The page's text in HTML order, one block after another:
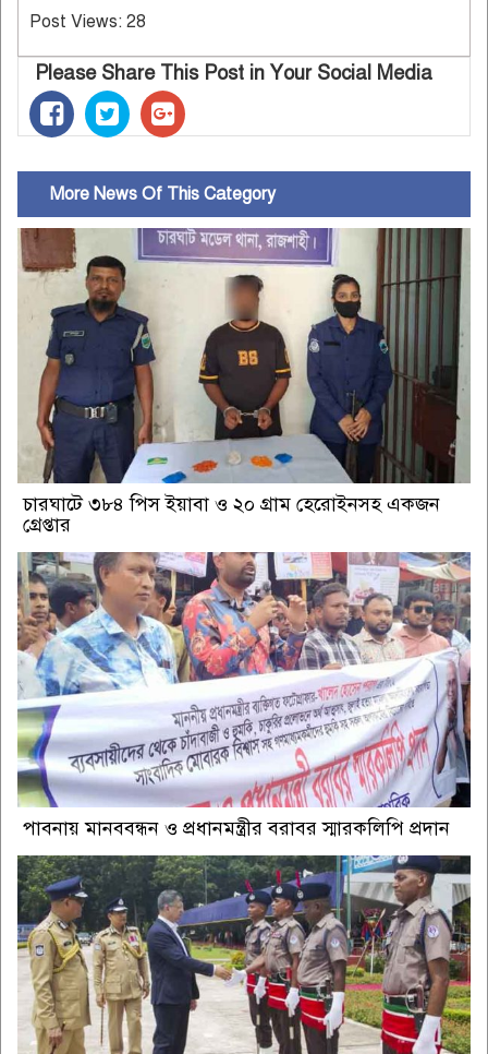
Post Views: 28
Please Share This Post in Your Social Media
More News Of This Category
চারঘাটে ৩৮৪ পিস ইয়াবা ও ২০ গ্রাম হেরোইনসহ একজন
গ্রেপ্তার
পাবনায় মানববন্ধন ও প্রধানমন্ত্রীর বরাবর স্মারকলিপি প্রদান